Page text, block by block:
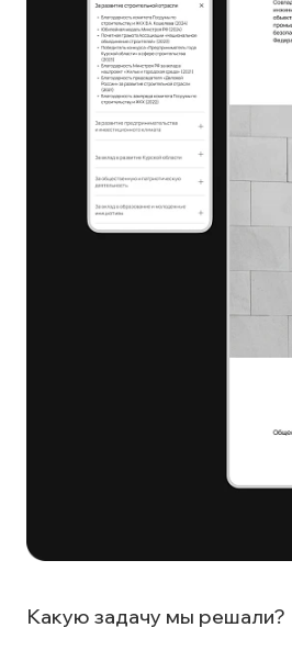
Какую задачу мы решали?